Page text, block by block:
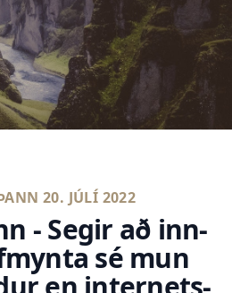
20. JÚLÍ 2022
- Seg­ir að inn­
sé mun